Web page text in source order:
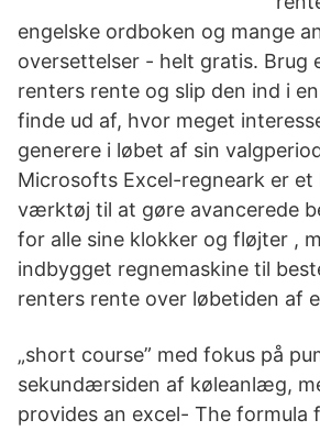
engelske ordboken og mange
oversettelser - helt gratis. Brug
renters rente og slip den ind i
finde ud af, hvor meget
generere i løbet af sin
Microsofts Excel-regneark er
værktøj til at gøre avancerede
for alle sine klokker og fløjter ,
indbygget regnemaskine til
renters rente over løbetiden af
„short course” med fokus på
sekundærsiden af køleanlæg,
provides an excel- The formula